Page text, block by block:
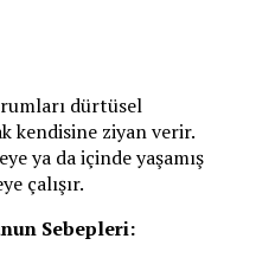
dürtüsel
kendisine ziyan verir.
ya da içinde yaşamış
çalışır.
Sebepleri: